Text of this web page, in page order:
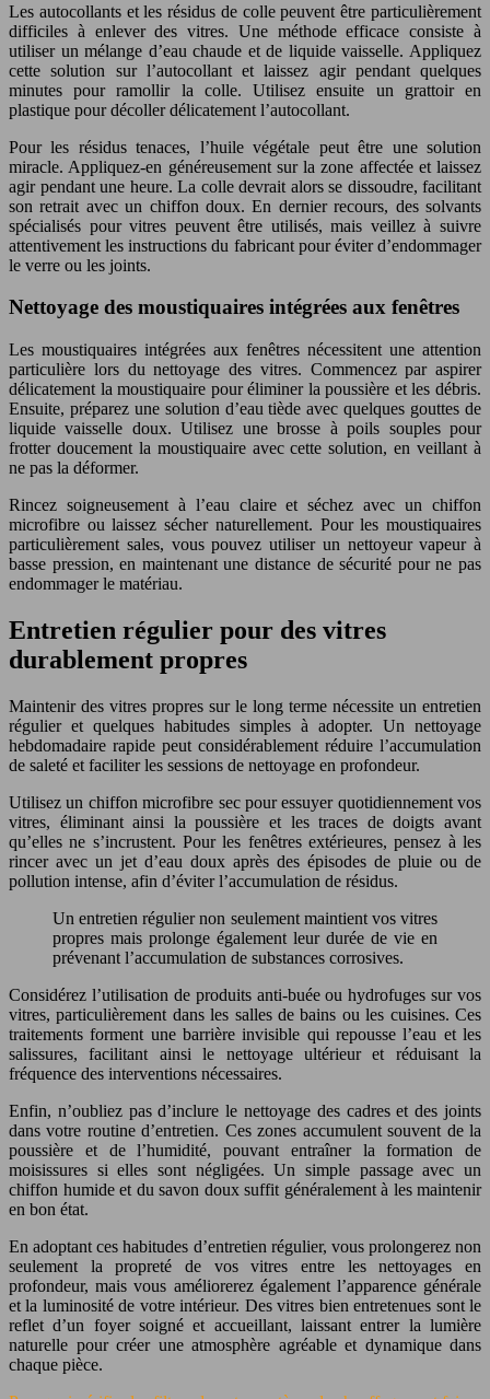
Les autocollants et les résidus de colle peuvent être particulièrement
difficiles à enlever des vitres. Une méthode efficace consiste à
utiliser un mélange d’eau chaude et de liquide vaisselle. Appliquez
cette solution sur l’autocollant et laissez agir pendant quelques
minutes pour ramollir la colle. Utilisez ensuite un grattoir en
plastique pour décoller délicatement l’autocollant.
Pour les résidus tenaces, l’huile végétale peut être une solution
miracle. Appliquez-en généreusement sur la zone affectée et laissez
agir pendant une heure. La colle devrait alors se dissoudre, facilitant
son retrait avec un chiffon doux. En dernier recours, des solvants
spécialisés pour vitres peuvent être utilisés, mais veillez à suivre
attentivement les instructions du fabricant pour éviter d’endommager
le verre ou les joints.
Nettoyage des moustiquaires intégrées aux fenêtres
Les moustiquaires intégrées aux fenêtres nécessitent une attention
particulière lors du nettoyage des vitres. Commencez par aspirer
délicatement la moustiquaire pour éliminer la poussière et les débris.
Ensuite, préparez une solution d’eau tiède avec quelques gouttes de
liquide vaisselle doux. Utilisez une brosse à poils souples pour
frotter doucement la moustiquaire avec cette solution, en veillant à
ne pas la déformer.
Rincez soigneusement à l’eau claire et séchez avec un chiffon
microfibre ou laissez sécher naturellement. Pour les moustiquaires
particulièrement sales, vous pouvez utiliser un nettoyeur vapeur à
basse pression, en maintenant une distance de sécurité pour ne pas
endommager le matériau.
Entretien régulier pour des vitres
durablement propres
Maintenir des vitres propres sur le long terme nécessite un entretien
régulier et quelques habitudes simples à adopter. Un nettoyage
hebdomadaire rapide peut considérablement réduire l’accumulation
de saleté et faciliter les sessions de nettoyage en profondeur.
Utilisez un chiffon microfibre sec pour essuyer quotidiennement vos
vitres, éliminant ainsi la poussière et les traces de doigts avant
qu’elles ne s’incrustent. Pour les fenêtres extérieures, pensez à les
rincer avec un jet d’eau doux après des épisodes de pluie ou de
pollution intense, afin d’éviter l’accumulation de résidus.
Un entretien régulier non seulement maintient vos vitres
propres mais prolonge également leur durée de vie en
prévenant l’accumulation de substances corrosives.
Considérez l’utilisation de produits anti-buée ou hydrofuges sur vos
vitres, particulièrement dans les salles de bains ou les cuisines. Ces
traitements forment une barrière invisible qui repousse l’eau et les
salissures, facilitant ainsi le nettoyage ultérieur et réduisant la
fréquence des interventions nécessaires.
Enfin, n’oubliez pas d’inclure le nettoyage des cadres et des joints
dans votre routine d’entretien. Ces zones accumulent souvent de la
poussière et de l’humidité, pouvant entraîner la formation de
moisissures si elles sont négligées. Un simple passage avec un
chiffon humide et du savon doux suffit généralement à les maintenir
en bon état.
En adoptant ces habitudes d’entretien régulier, vous prolongerez non
seulement la propreté de vos vitres entre les nettoyages en
profondeur, mais vous améliorerez également l’apparence générale
et la luminosité de votre intérieur. Des vitres bien entretenues sont le
reflet d’un foyer soigné et accueillant, laissant entrer la lumière
naturelle pour créer une atmosphère agréable et dynamique dans
chaque pièce.